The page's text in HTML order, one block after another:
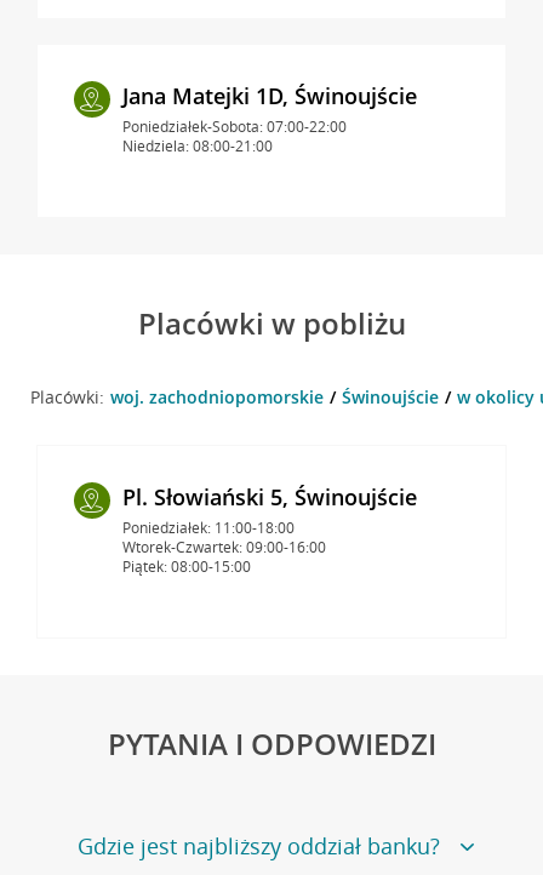
Jana Matejki 1D, Świnoujście
Poniedziałek-Sobota: 07:00-22:00
Niedziela: 08:00-21:00
Placówki w pobliżu
Placówki: woj. zachodniopomorskie Świnoujście w okolicy
Pl. Słowiański 5, Świnoujście
Poniedziałek: 11:00-18:00
Wtorek-Czwartek: 09:00-16:00
Piątek: 08:00-15:00
PYTANIA I ODPOWIEDZI
Gdzie jest najbliższy oddział banku?